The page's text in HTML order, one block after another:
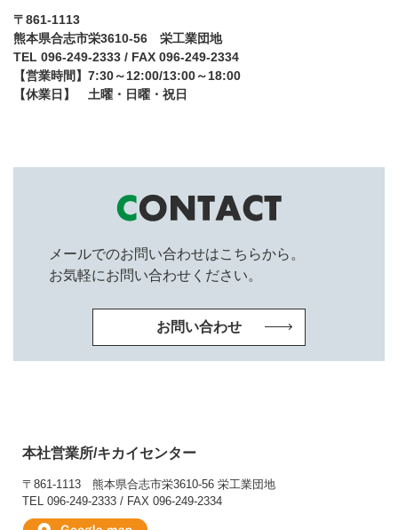
〒861-1113
熊本県合志市栄3610-56 栄工業団地
TEL 096-249-2333 / FAX 096-249-2334
【営業時間】7:30～12:00/13:00～18:00
【休業日】 土曜・日曜・祝日
メールでのお問い合わせはこちらから。
お気軽にお問い合わせください。
お問い合わせ
本社営業所/キカイセンター
〒861-1113 熊本県合志市栄3610-56 栄工業団地
TEL 096-249-2333 / FAX 096-249-2334